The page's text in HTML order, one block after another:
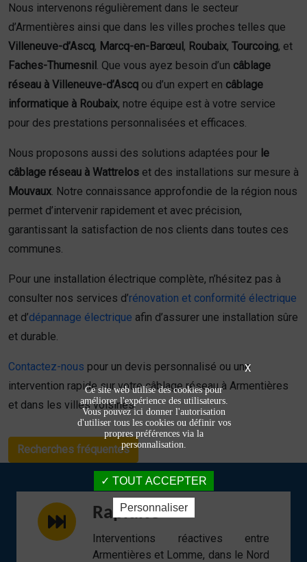
Nous intervenons régulièrement dans le secteur
d’Armentières ainsi que dans les villes proches telles que
Villeneuve-d’Ascq, Marcq-en-Barœul , Roubaix, Tourcoing, et
Faches-Thumesnil
. Que vous ayez besoin d’un câblage
réseau à Villeneuve-d’Ascq ou d’un expert en câblage
informatique à Roubaix, notre équipe est à votre service
pour des prestations personnalisées et efficaces.
Nous proposons aussi des solutions adaptées pour le
câblage réseau à Wattrelos et des installations sur mesure à
Mouvaux . Notre connaissance approfondie de la région nous
permet d’intervenir rapidement et avec précision,
garantissant la satisfaction de nos clients dans toutes ces
communes.
Pour une installation électrique complète, n’hésitez pas à
consulter nos services d’rénovation et conformité électrique
et d’dépannage électrique afin d’assurer une installation sûre
et durable.
Contactez-nous pour un devis personnalisé ou une
intervention rapide sur votre câblage réseau à Armentières
et dans les villes voisines.
Recherches fréquentes
Rapidité
Interventions réactives entre
Armentières et Lomme, dans le Nord
X
Ce site web utilise des cookies pour
améliorer l'expérience des utilisateurs.
Vous pouvez ici donner l'autorisation
d'utiliser tous les cookies ou définir vos
propres préférences via la
personnalisation.
TOUT ACCEPTER
Personnaliser